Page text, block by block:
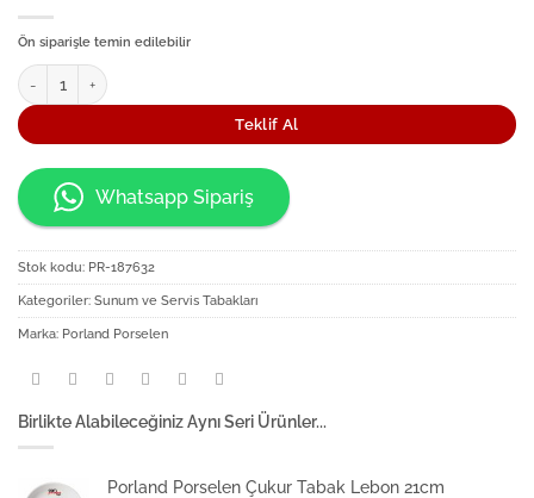
Ön siparişle temin edilebilir
Porland Porselen Düz Tabak Lebon 32cm adet
Teklif Al
Whatsapp Sipariş
Stok kodu: PR-187632
Kategoriler: Sunum ve Servis Tabakları
Marka: Porland Porselen
Birlikte Alabileceğiniz Aynı Seri Ürünler...
Porland Porselen Çukur Tabak Lebon 21cm